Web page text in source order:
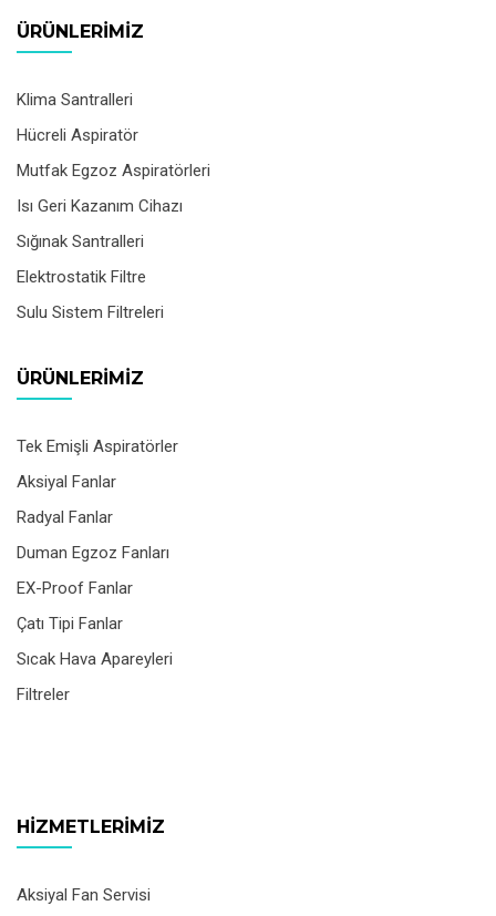
ÜRÜNLERIMIZ
Klima Santralleri
Hücreli Aspiratör
Mutfak Egzoz Aspiratörleri
Isı Geri Kazanım Cihazı
Sığınak Santralleri
Elektrostatik Filtre
Sulu Sistem Filtreleri
ÜRÜNLERIMIZ
Tek Emişli Aspiratörler
Aksiyal Fanlar
Radyal Fanlar
Duman Egzoz Fanları
EX-Proof Fanlar
Çatı Tipi Fanlar
Sıcak Hava Apareyleri
Filtreler
HIZMETLERIMIZ
Aksiyal Fan Servisi